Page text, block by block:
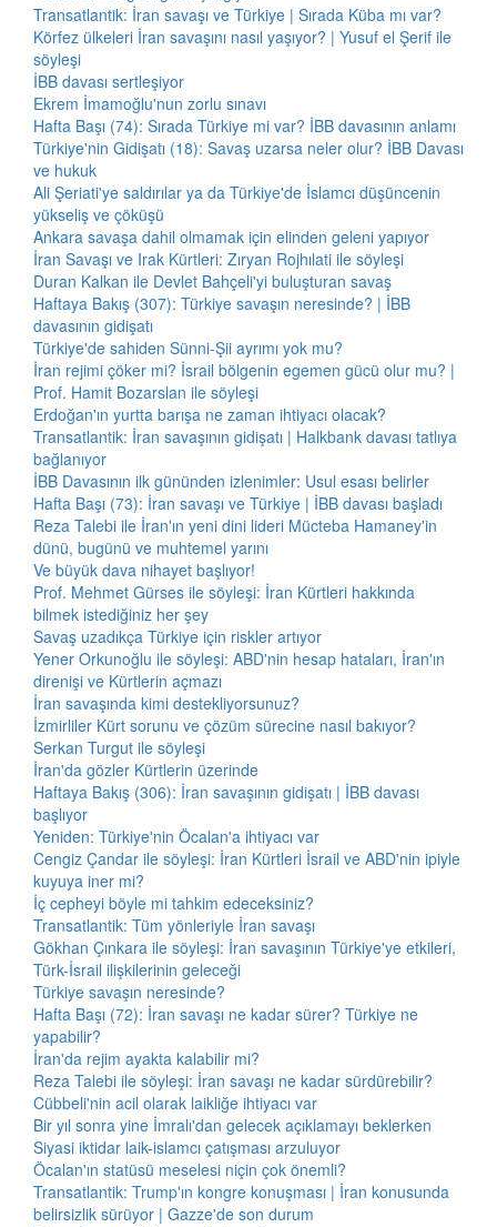
Transatlantik: İran savaşı ve Türkiye | Sırada Küba mı var?
Körfez ülkeleri İran savaşını nasıl yaşıyor? | Yusuf el Şerif ile
söyleşi
İBB davası sertleşiyor
Ekrem İmamoğlu'nun zorlu sınavı
Hafta Başı (74): Sırada Türkiye mi var? İBB davasının anlamı
Türkiye'nin Gidişatı (18): Savaş uzarsa neler olur? İBB Davası
ve hukuk
Ali Şeriati'ye saldırılar ya da Türkiye'de İslamcı düşüncenin
yükseliş ve çöküşü
Ankara savaşa dahil olmamak için elinden geleni yapıyor
İran Savaşı ve Irak Kürtleri: Zıryan Rojhılati ile söyleşi
Duran Kalkan ile Devlet Bahçeli'yi buluşturan savaş
Haftaya Bakış (307): Türkiye savaşın neresinde? | İBB
davasının gidişatı
Türkiye'de sahiden Sünni-Şii ayrımı yok mu?
İran rejimi çöker mi? İsrail bölgenin egemen gücü olur mu? |
Prof. Hamit Bozarslan ile söyleşi
Erdoğan'ın yurtta barışa ne zaman ihtiyacı olacak?
Transatlantik: İran savaşının gidişatı | Halkbank davası tatlıya
bağlanıyor
İBB Davasının ilk gününden izlenimler: Usul esası belirler
Hafta Başı (73): İran savaşı ve Türkiye | İBB davası başladı
Reza Talebi ile İran'ın yeni dini lideri Mücteba Hamaney'in
dünü, bugünü ve muhtemel yarını
Ve büyük dava nihayet başlıyor!
Prof. Mehmet Gürses ile söyleşi: İran Kürtleri hakkında
bilmek istediğiniz her şey
Savaş uzadıkça Türkiye için riskler artıyor
Yener Orkunoğlu ile söyleşi: ABD'nin hesap hataları, İran'ın
direnişi ve Kürtlerin açmazı
İran savaşında kimi destekliyorsunuz?
İzmirliler Kürt sorunu ve çözüm sürecine nasıl bakıyor?
Serkan Turgut ile söyleşi
İran'da gözler Kürtlerin üzerinde
Haftaya Bakış (306): İran savaşının gidişatı | İBB davası
başlıyor
Yeniden: Türkiye'nin Öcalan'a ihtiyacı var
Cengiz Çandar ile söyleşi: İran Kürtleri İsrail ve ABD'nin ipiyle
kuyuya iner mi?
İç cepheyi böyle mi tahkim edeceksiniz?
Transatlantik: Tüm yönleriyle İran savaşı
Gökhan Çınkara ile söyleşi: İran savaşının Türkiye'ye etkileri,
Türk-İsrail ilişkilerinin geleceği
Türkiye savaşın neresinde?
Hafta Başı (72): İran savaşı ne kadar sürer? Türkiye ne
yapabilir?
İran'da rejim ayakta kalabilir mi?
Reza Talebi ile söyleşi: İran savaşı ne kadar sürdürebilir?
Cübbeli'nin acil olarak laikliğe ihtiyacı var
Bir yıl sonra yine İmralı'dan gelecek açıklamayı beklerken
Siyasi iktidar laik-islamcı çatışması arzuluyor
Öcalan'ın statüsü meselesi niçin çok önemli?
Transatlantik: Trump'ın kongre konuşması | İran konusunda
belirsizlik sürüyor | Gazze'de son durum